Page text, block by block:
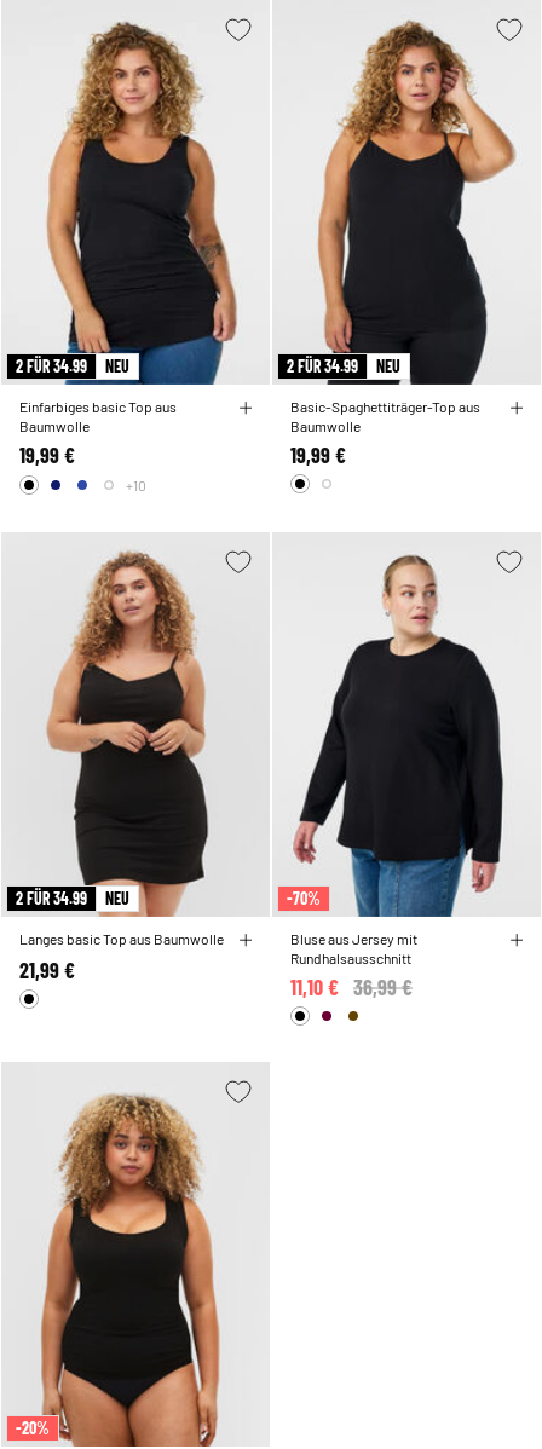
2 FÜR 34.99 NEU
Einfarbiges basic Top aus
Baumwolle
19,99 €
+10
2 FÜR 34.99 NEU
Basic-Spaghettiträger-Top aus
Baumwolle
19,99 €
2 FÜR 34.99 NEU
Langes basic Top aus Baumwolle
21,99 €
-70%
Bluse aus Jersey mit
Rundhalsausschnitt
Price reduced from
36,99 €
11,10 €
-20%